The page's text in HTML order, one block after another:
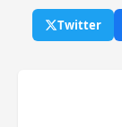
Twitter